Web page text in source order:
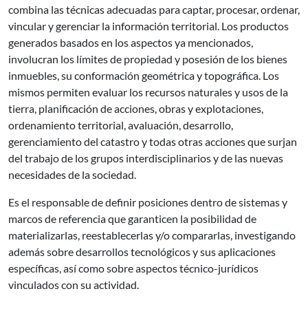
combina las técnicas adecuadas para captar, procesar, ordenar,
vincular y gerenciar la información territorial. Los productos
generados basados en los aspectos ya mencionados,
involucran los límites de propiedad y posesión de los bienes
inmuebles, su conformación geométrica y topográfica. Los
mismos permiten evaluar los recursos naturales y usos de la
tierra, planificación de acciones, obras y explotaciones,
ordenamiento territorial, avaluación, desarrollo,
gerenciamiento del catastro y todas otras acciones que surjan
del trabajo de los grupos interdisciplinarios y de las nuevas
necesidades de la sociedad.
Es el responsable de definir posiciones dentro de sistemas y
marcos de referencia que garanticen la posibilidad de
materializarlas, reestablecerlas y/o compararlas, investigando
además sobre desarrollos tecnológicos y sus aplicaciones
específicas, así como sobre aspectos técnico-jurídicos
vinculados con su actividad.